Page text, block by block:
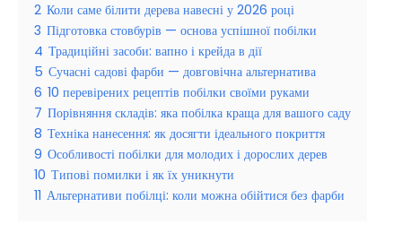
2 Коли саме білити дерева навесні у 2026 році
3 Підготовка стовбурів — основа успішної побілки
4 Традиційні засоби: вапно і крейда в дії
5 Сучасні садові фарби — довговічна альтернатива
6 10 перевірених рецептів побілки своїми руками
7 Порівняння складів: яка побілка краща для вашого саду
8 Техніка нанесення: як досягти ідеального покриття
9 Особливості побілки для молодих і дорослих дерев
10 Типові помилки і як їх уникнути
11 Альтернативи побілці: коли можна обійтися без фарби